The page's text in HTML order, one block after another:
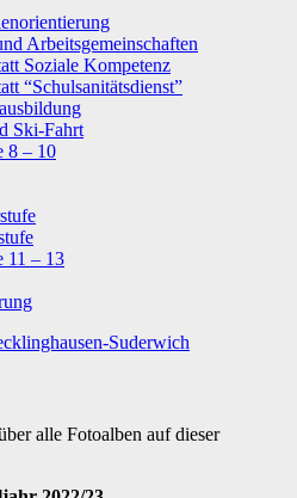
Arbeitsgemeinschaften
Soziale Kompetenz
“Schulsanitätsdienst”
Ski-Fahrt
8 – 10
11 – 13
alle Fotoalben auf dieser